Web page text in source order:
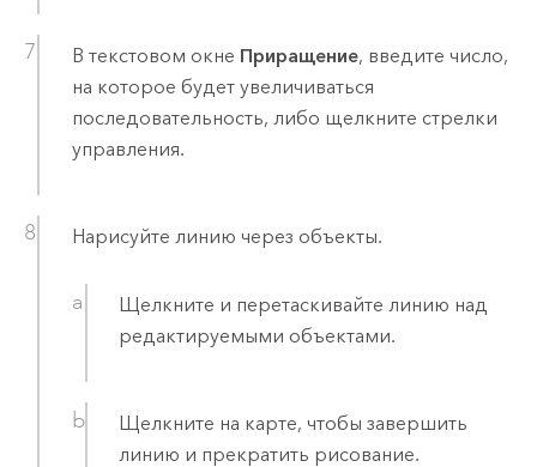
В текстовом окне Приращение, введите число,
на которое будет увеличиваться
последовательность, либо щелкните стрелки
управления.
Нарисуйте линию через объекты.
Щелкните и перетаскивайте линию над
редактируемыми объектами.
Щелкните на карте, чтобы завершить
линию и прекратить рисование.